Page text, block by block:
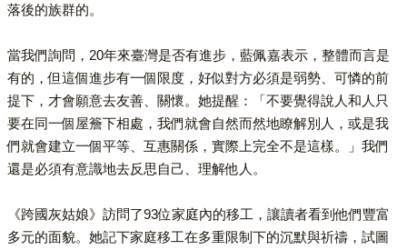
落後的族群的。
當我們詢問，20年來臺灣是否有進步，藍佩嘉表示，整體而言是
有的，但這個進步有一個限度，好似對方必須是弱勢、可憐的前
提下，才會願意去友善、關懷。她提醒：「不要覺得說人和人只
要在同一個屋簷下相處，我們就會自然而然地瞭解別人，或是我
們就會建立一個平等、互惠關係，實際上完全不是這樣。」我們
還是必須有意識地去反思自己、理解他人。
《跨國灰姑娘》訪問了93位家庭內的移工，讓讀者看到他們豐富
多元的面貌。她記下家庭移工在多重限制下的沉默與祈禱，試圖